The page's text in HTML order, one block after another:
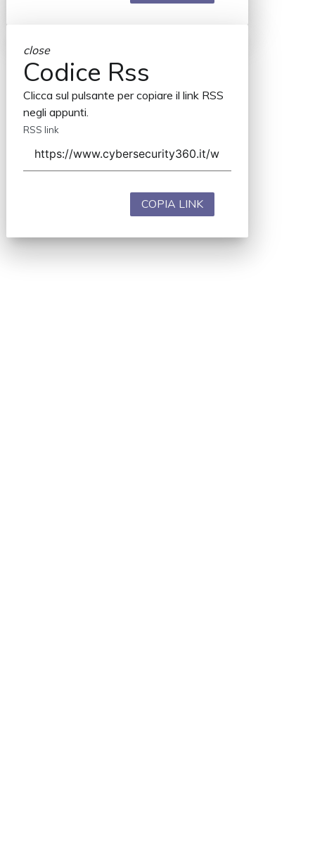
close
Codice Rss
Clicca sul pulsante per copiare il link RSS
negli appunti.
RSS link
COPIA LINK